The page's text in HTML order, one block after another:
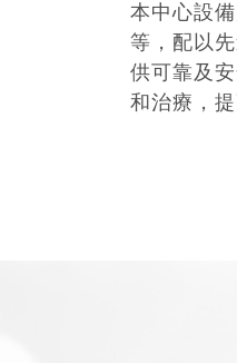
本中心設
等，配以
供可靠及
和治療，